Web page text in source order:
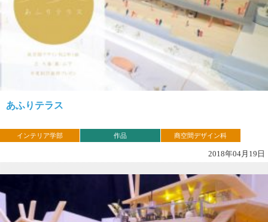
あふりテラス
インテリア学部 作品 商空間デザイン科
2018年04月19日